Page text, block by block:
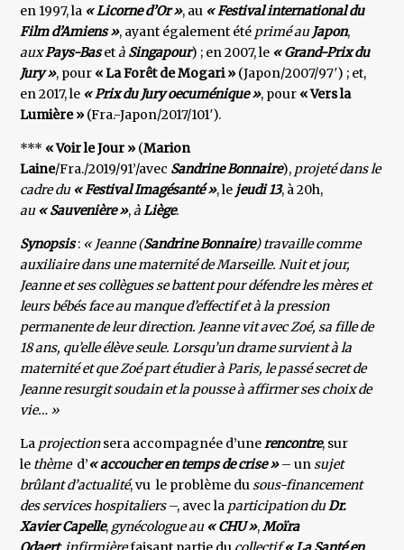
en 1997, la « Licorne d’Or », au « Festival international du
Film d’Amiens », ayant également été primé auJapon,
auxPays-Basetà Singapour) ; en 2007, le « Grand-Prix du
Jury », pour « La Forêt de Mogari » (Japon/2007/97′) ; et,
en 2017, le « Prix du Jury oecuménique », pour « Vers la
Lumière » (Fra.-Japon/2017/101′).
*** « Voir le Jour » (Marion
Laine/Fra./2019/91’/avec Sandrine Bonnaire), projeté dans le
cadre du « FestivalImagésanté », le jeudi 13, à 20h,
au« Sauvenière »,àLiège.
Synopsis: « Jeanne (Sandrine Bonnaire) travaille comme
auxiliaire dans une maternité de Marseille. Nuit et jour,
Jeanne et ses collègues se battent pour défendre les mères et
leurs bébés face au manque d’effectif et à la pression
permanente de leur direction. Jeanne vit avec Zoé, sa fille de
18 ans, qu’elle élève seule. Lorsqu’un drame survient à la
maternité et que Zoé part étudier à Paris, le passé secret de
Jeanne resurgit soudain et la pousse à affirmer ses choix de
vie… »
La projectionsera accompagnée d’unerencontre, sur
le thèmed’« accoucher en temps de crise »– unsujet
brûlant d’actualité, vu le problème dusous-financement
des services hospitaliers–, avec la participation duDr.
Xavier Capelle, gynécologue au « CHU »,Moïra